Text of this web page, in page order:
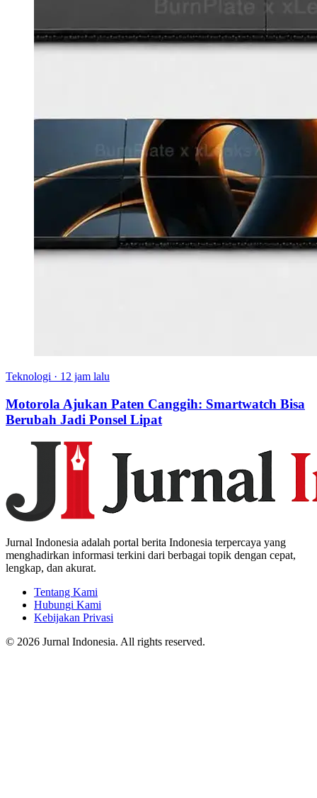
Teknologi · 12 jam lalu
Motorola Ajukan Paten Canggih: Smartwatch Bisa
Berubah Jadi Ponsel Lipat
Jurnal Indonesia adalah portal berita Indonesia terpercaya yang
menghadirkan informasi terkini dari berbagai topik dengan cepat,
lengkap, dan akurat.
Tentang Kami
Hubungi Kami
Kebijakan Privasi
© 2026 Jurnal Indonesia. All rights reserved.